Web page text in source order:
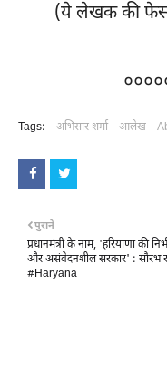
(ये लेखक की
Tags: अभिसार शर्मा आलेख
पुराने
प्रधानमंत्री के नाम, 'हरियाणा की
और असंवेदनशील सरकार' : सौरभ
#Haryana